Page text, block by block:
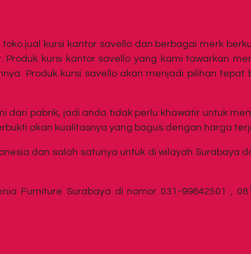
jual kursi kantor savello dan berbagai merk
kursi kantor savello yang kami tawarkan
Produk kursi savello akan menjadi pilihan
pabrik, jadi anda tidak perlu khawatir untuk
akan kualitasnya yang bagus dengan harga
dan salah satunya untuk di wilayah Surabaya
Furniture Surabaya di nomor 031-99842501 ,